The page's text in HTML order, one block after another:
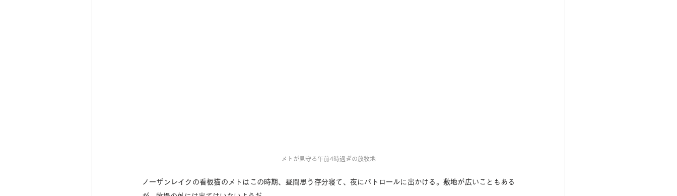
メトが見守る午前4時過ぎの放牧地
ノーザンレイクの看板猫のメトはこの時期、昼間思う存分寝て、夜にパトロールに出かける。敷地が広いこともある